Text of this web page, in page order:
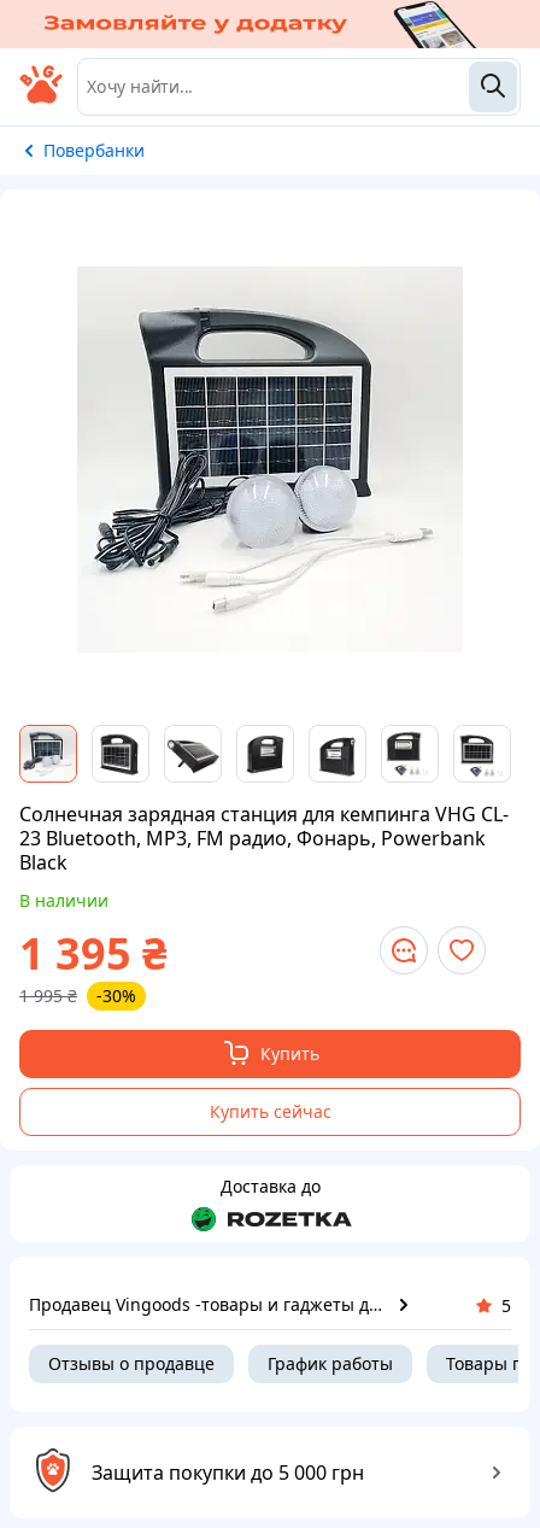
Повербанки
Солнечная зарядная станция для кемпинга VHG CL-
23 Bluetooth, MP3, FM радио, Фонарь, Powerbank
Black
В наличии
1 395 ₴
1 995 ₴ -30%
Купить
Купить сейчас
Доставка до
Продавец Vingoods -товары и гаджеты для дома 5
Отзывы о продавце График работы Товары
Защита покупки до 5 000 грн